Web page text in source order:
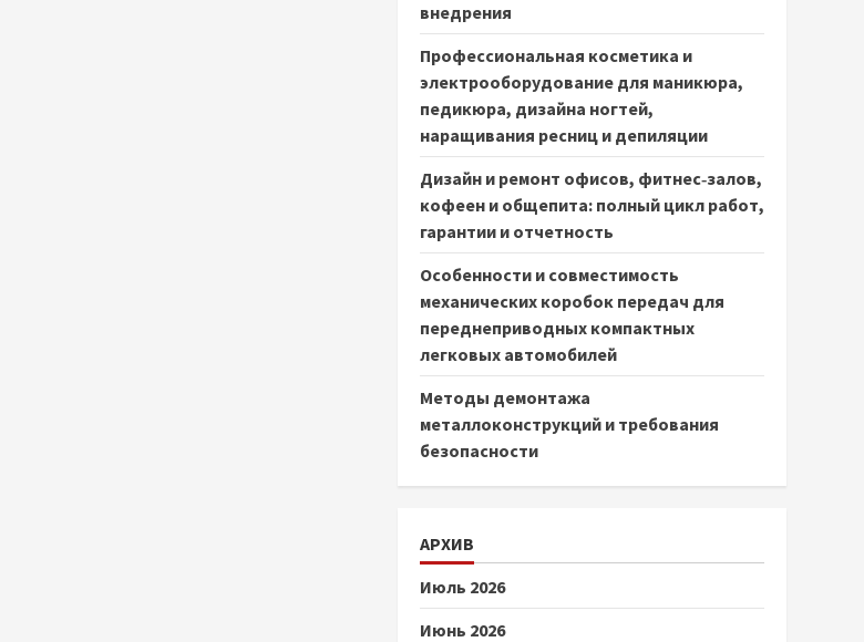
внедрения
Профессиональная косметика и
электрооборудование для маникюра,
педикюра, дизайна ногтей,
наращивания ресниц и депиляции
Дизайн и ремонт офисов, фитнес‑залов,
кофеен и общепита: полный цикл работ,
гарантии и отчетность
Особенности и совместимость
механических коробок передач для
переднеприводных компактных
легковых автомобилей
Методы демонтажа
металлоконструкций и требования
безопасности
АРХИВ
Июль 2026
Июнь 2026